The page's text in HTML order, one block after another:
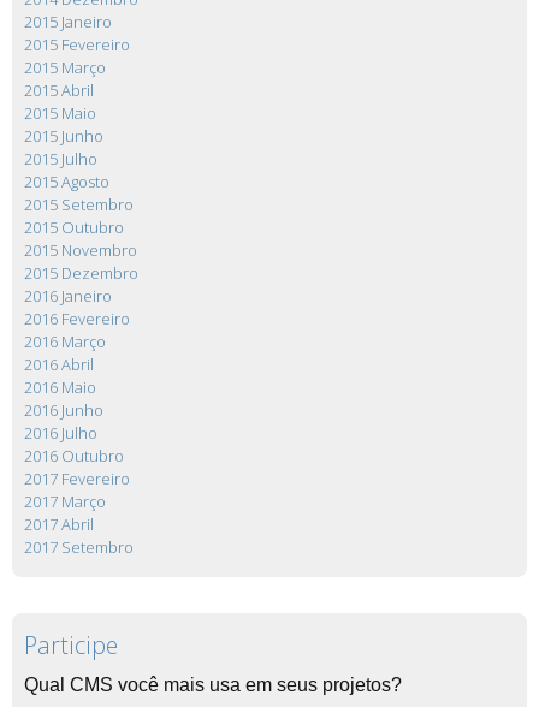
2015 Janeiro
2015 Fevereiro
2015 Março
2015 Abril
2015 Maio
2015 Junho
2015 Julho
2015 Agosto
2015 Setembro
2015 Outubro
2015 Novembro
2015 Dezembro
2016 Janeiro
2016 Fevereiro
2016 Março
2016 Abril
2016 Maio
2016 Junho
2016 Julho
2016 Outubro
2017 Fevereiro
2017 Março
2017 Abril
2017 Setembro
Participe
Qual CMS você mais usa em seus projetos?